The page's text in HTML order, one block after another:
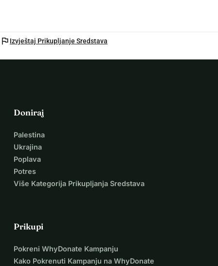
flag Izvještaj Prikupljanje Sredstava
Doniraj
Palestina
Ukrajina
Poplava
Potres
Više Kategorija Prikupljanja Sredstava
Prikupi
Pokreni WhyDonate Kampanju
Kako Pokrenuti Kampanju na WhyDonate